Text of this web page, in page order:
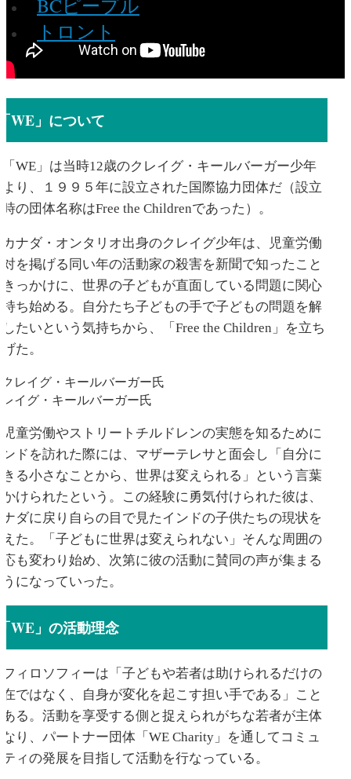
BCピープル
トロント
WE」について
WE」は当時12歳のクレイグ・キールバーガー少年
り、１９９５年に設立された国際協力団体だ（設立
の団体名称はFree the Childrenであった）。
ナダ・オンタリオ出身のクレイグ少年は、児童労働
を掲げる同い年の活動家の殺害を新聞で知ったこと
っかけに、世界の子どもが直面している問題に関心
ち始める。自分たち子どもの手で子どもの問題を解
たいという気持ちから、「Free the Children」を立ち
た。
イグ・キールバーガー氏
童労働やストリートチルドレンの実態を知るために
ドを訪れた際には、マザーテレサと面会し「自分に
る小さなことから、世界は変えられる」という言葉
けられたという。この経験に勇気付けられた彼は、
ダに戻り自らの目で見たインドの子供たちの現状を
た。「子どもに世界は変えられない」そんな周囲の
も変わり始め、次第に彼の活動に賛同の声が集まる
になっていった。
WE」の活動理念
ィロソフィーは「子どもや若者は助けられるだけの
ではなく、自身が変化を起こす担い手である」こと
る。活動を享受する側と捉えられがちな若者が主体
り、パートナー団体「WE Charity」を通してコミュ
ィの発展を目指して活動を行なっている。